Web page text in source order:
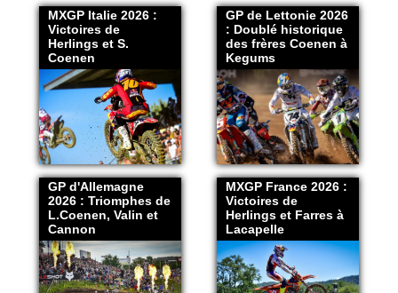
MXGP Italie 2026 :
Victoires de
Herlings et S.
Coenen
GP de Lettonie 2026
: Doublé historique
des frères Coenen à
Kegums
GP d'Allemagne
2026 : Triomphes de
L.Coenen, Valin et
Cannon
MXGP France 2026 :
Victoires de
Herlings et Farres à
Lacapelle